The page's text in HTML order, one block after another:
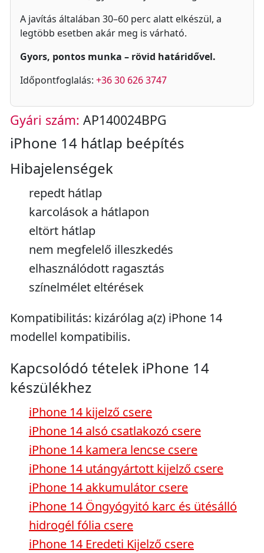
A javítás általában 30–60 perc alatt elkészül, a
legtöbb esetben akár meg is várható.
Gyors, pontos munka – rövid határidővel.
Időpontfoglalás: +36 30 626 3747
Gyári szám: AP140024BPG
iPhone 14 hátlap beépítés
Hibajelenségek
repedt hátlap
karcolások a hátlapon
eltört hátlap
nem megfelelő illeszkedés
elhasználódott ragasztás
színelmélet eltérések
Kompatibilitás: kizárólag a(z) iPhone 14
modellel kompatibilis.
Kapcsolódó tételek iPhone 14
készülékhez
iPhone 14 kijelző csere
iPhone 14 alsó csatlakozó csere
iPhone 14 kamera lencse csere
iPhone 14 utángyártott kijelző csere
iPhone 14 akkumulátor csere
iPhone 14 Öngyógyitó karc és ütésálló
hidrogél fólia csere
iPhone 14 Eredeti Kijelző csere